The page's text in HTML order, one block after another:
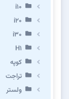
i10
i20
i30
H1
کوپه
تراجت
ولستر